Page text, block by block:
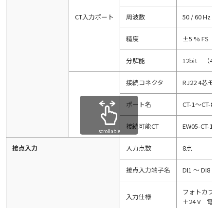
CT入力ポート 周波数 50 / 60 Hz
精度 ±5 % FS
分解能 12bit （
接続コネクタ RJ22 4芯モ
ポート名 CT-1～CT-8
接続可能CT EW05-CT-
接点入力 入力点数 8点
接点入力端子名 DI1 ～ DI8
入力仕様
フォトカプ
＋24 V 電
scrollable